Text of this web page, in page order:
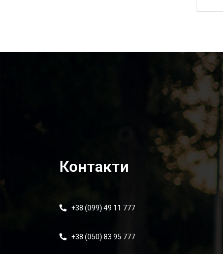
Контакти
+38 (099) 49 11 777
+38 (050) 83 95 777